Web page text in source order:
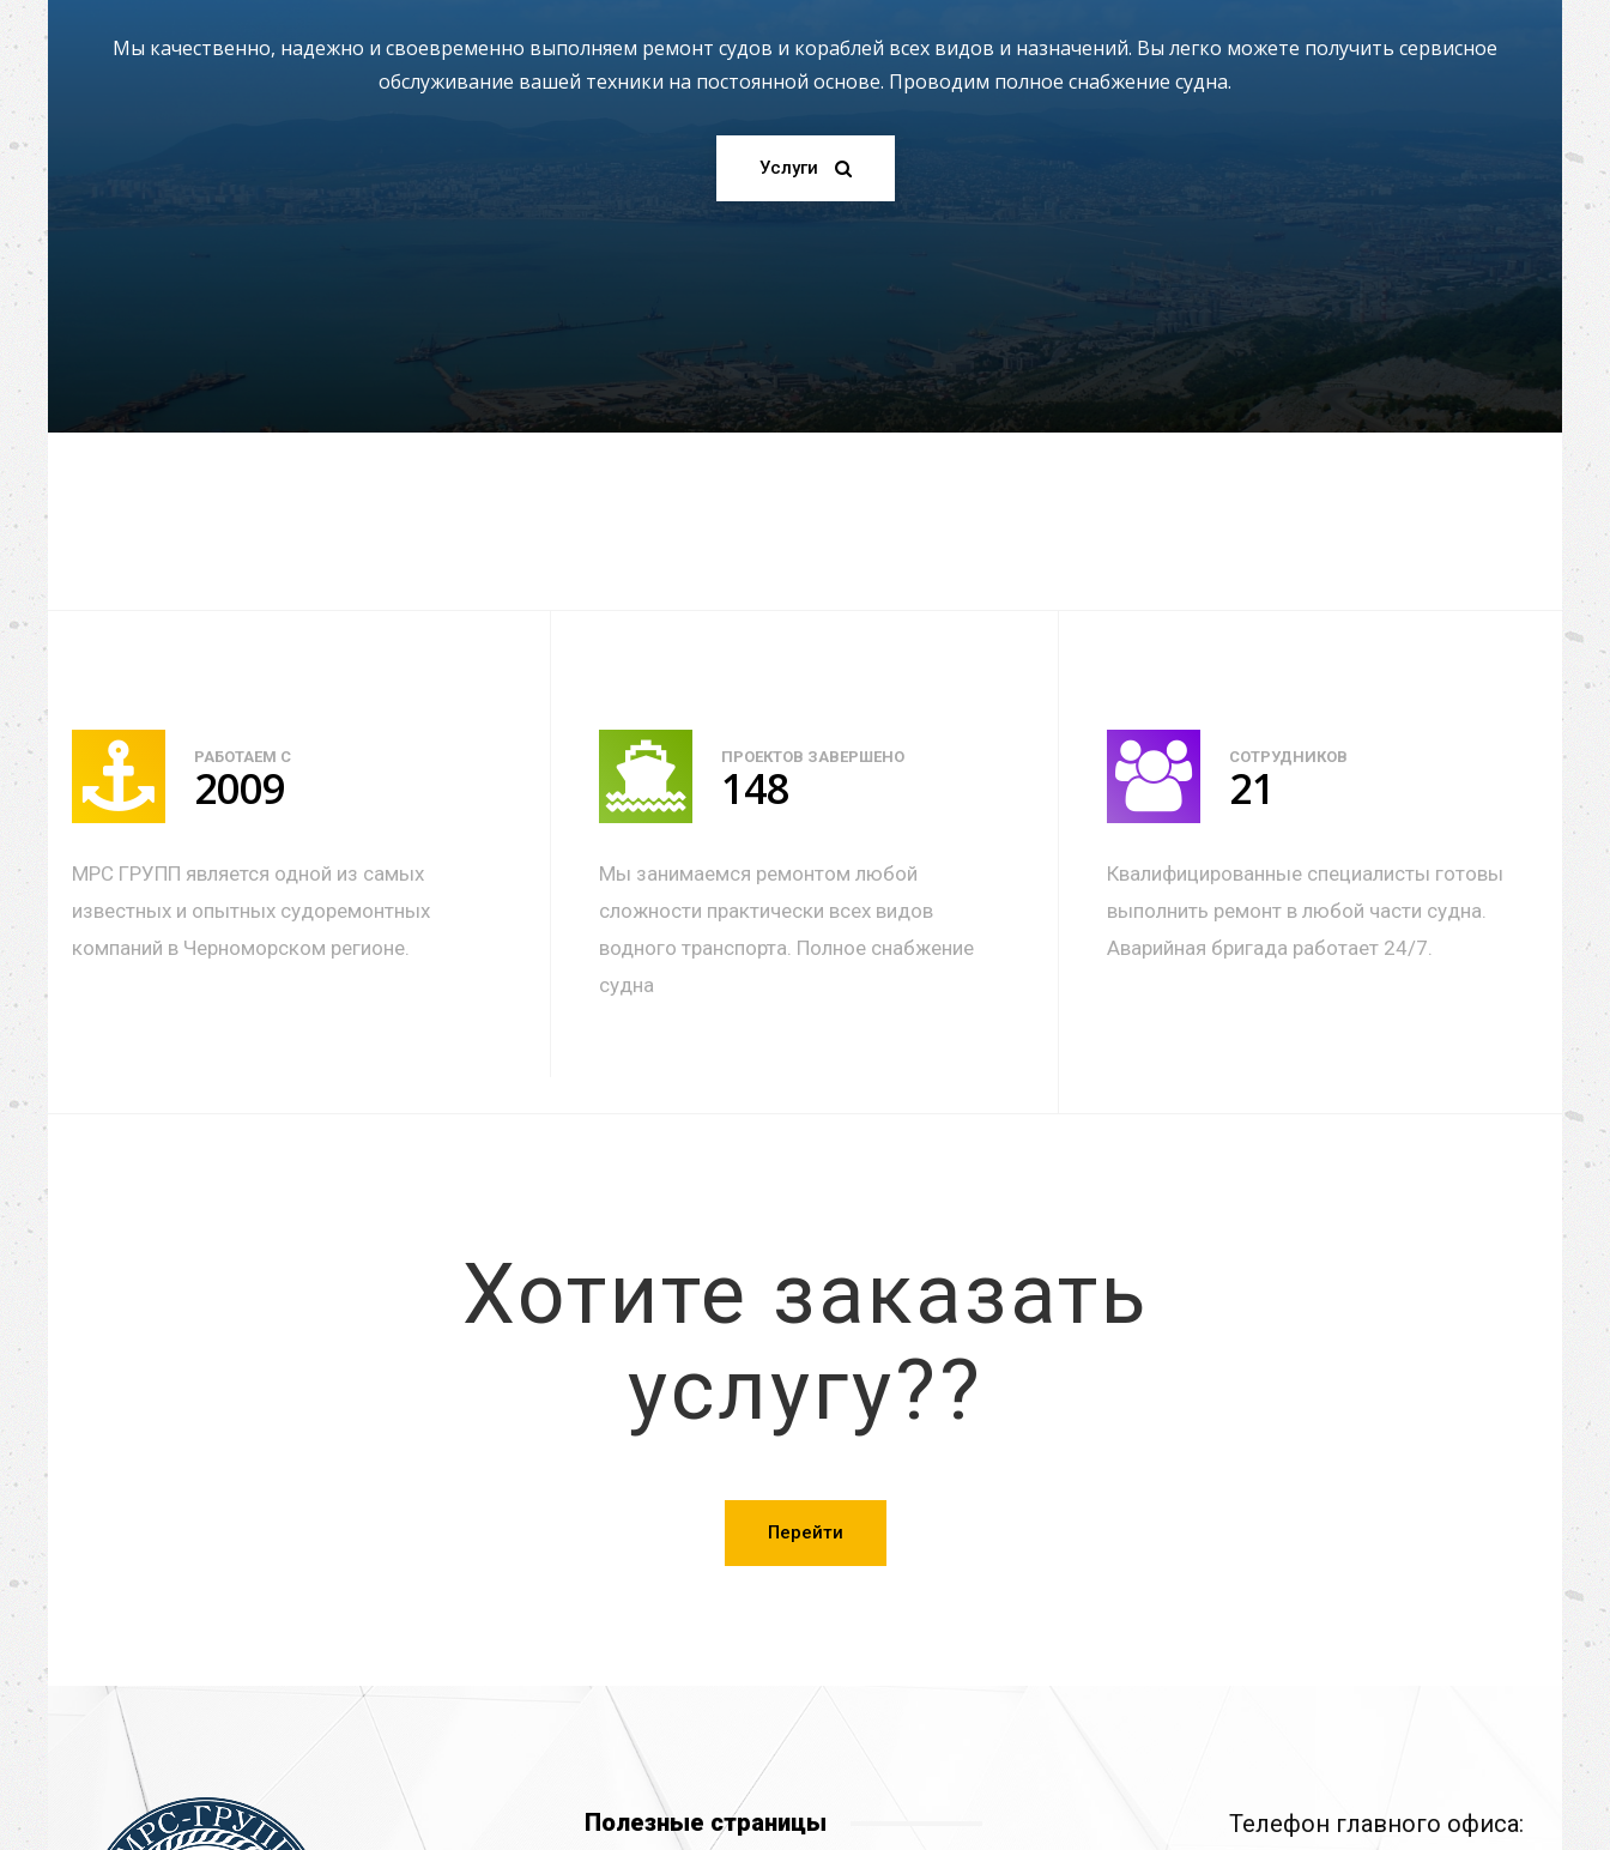
Мы качественно, надежно и своевременно выполняем ремонт судов и кораблей всех видов и назначений. Вы легко можете получить сервисное
обслуживание вашей техники на постоянной основе. Проводим полное снабжение судна.
Услуги
РАБОТАЕМ С
2009
МРС ГРУПП является одной из самых
известных и опытных судоремонтных
компаний в Черноморском регионе.
ПРОЕКТОВ ЗАВЕРШЕНО
148
Мы занимаемся ремонтом любой
сложности практически всех видов
водного транспорта. Полное снабжение
судна
СОТРУДНИКОВ
21
Квалифицированные специалисты готовы
выполнить ремонт в любой части судна.
Аварийная бригада работает 24/7.
Хотите заказать
услугу??
Перейти
Полезные страницы Телефон главного офиса: